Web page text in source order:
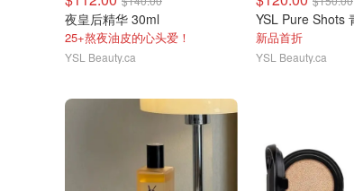
夜皇后精华 30ml
25+熬夜油皮的心头爱！
YSL Beauty.ca
新品首折
YSL Beauty.ca